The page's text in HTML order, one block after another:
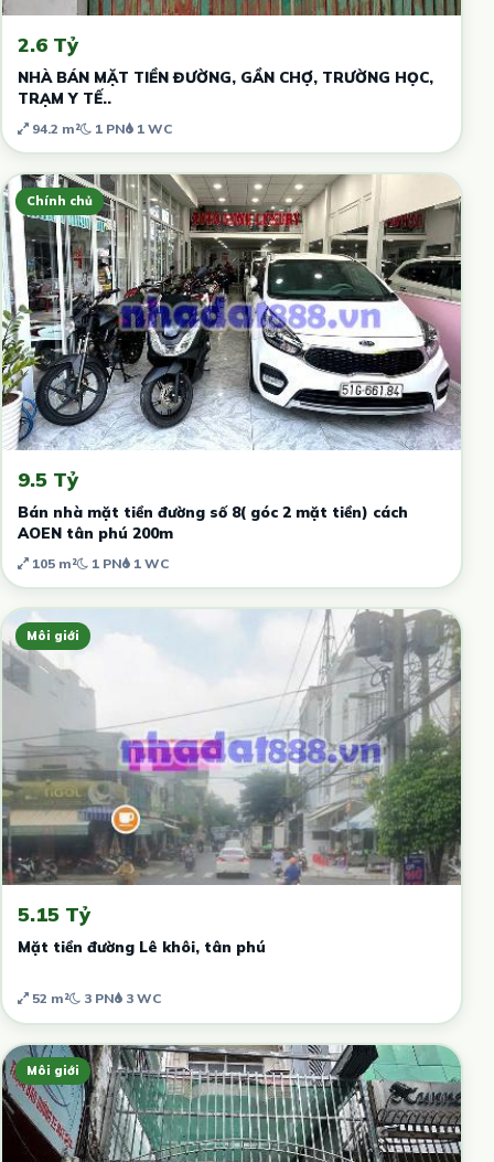
2.6 Tỷ
NHÀ BÁN MẶT TIỀN ĐƯỜNG, GẦN CHỢ, TRƯỜNG HỌC,
TRẠM Y TẾ..
94.2 m² 1 PN 1 WC
Chính chủ
9.5 Tỷ
Bán nhà mặt tiền đường số 8( góc 2 mặt tiền) cách
AOEN tân phú 200m
105 m² 1 PN 1 WC
Môi giới
5.15 Tỷ
Mặt tiền đường Lê khôi, tân phú
52 m² 3 PN 3 WC
Môi giới